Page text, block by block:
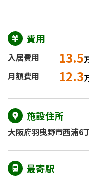
費用
入居費用 13.5
月額費用
12.3
施設住所
大阪府羽曳野市西浦6
最寄駅